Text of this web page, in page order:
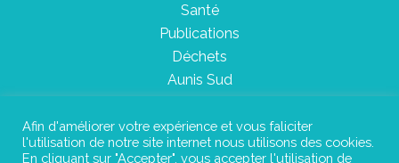
Santé
Publications
Déchets
Aunis Sud
Plan du site
Afin d'améliorer votre expérience et vous faliciter
l'utilisation de notre site internet nous utilisons des cookies.
En cliquant sur "Accepter", vous accepter l'utilisation de